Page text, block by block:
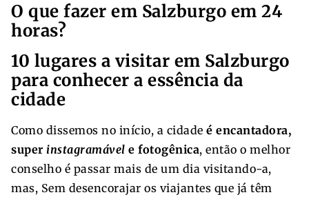
O que fazer em Salzburgo em 24
horas?
10 lugares a visitar em Salzburgo
para conhecer a essência da
cidade
Como dissemos no início, a cidade é encantadora,
super instagramável e fotogênica, então o melhor
conselho é passar mais de um dia visitando-a,
mas, Sem desencorajar os viajantes que já têm